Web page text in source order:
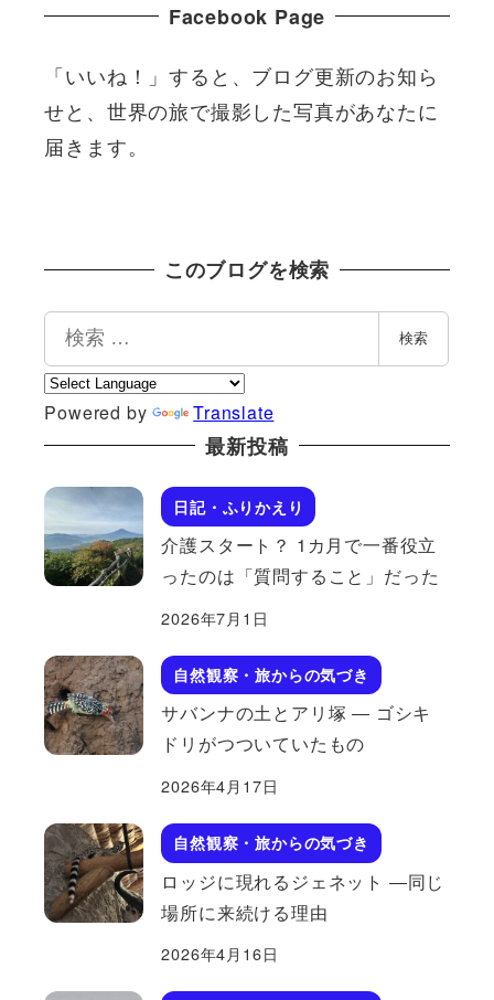
Facebook Page
「いいね！」すると、ブログ更新のお知ら
せと、世界の旅で撮影した写真があなたに
届きます。
このブログを検索
索
検索
Powered by Translate
最新投稿
日記・ふりかえり
介護スタート？ 1カ月で一番役立
ったのは「質問すること」だった
2026年7月1日
自然観察・旅からの気づき
サバンナの土とアリ塚 ― ゴシキ
ドリがつついていたもの
2026年4月17日
自然観察・旅からの気づき
ロッジに現れるジェネット ―同じ
場所に来続ける理由
2026年4月16日